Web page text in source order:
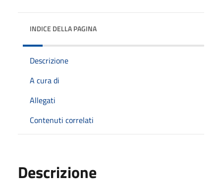
INDICE DELLA PAGINA
Descrizione
A cura di
Allegati
Contenuti correlati
Descrizione